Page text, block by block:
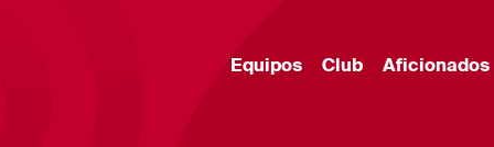
Equipos Club Aficionados